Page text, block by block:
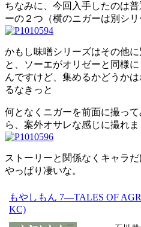
ちなみに、今回入手したのは
ーの２つ（横のニガーは別シリ
かもし味噌シリーズはその他
と、ソーエがオリゼーと同様
んですけど、集めるかどうか
るなきっと
何となくニガーを前面に撮っ
ら、案外オサレな感じに撮れま
ストーリーと関係なくキャラ
やっぱり凄いな。
もやしもん 7―TALES OF
KC)